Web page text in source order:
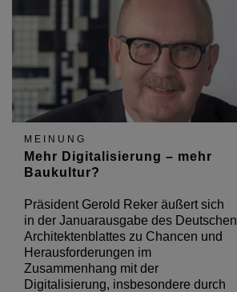
MEINUNG
Mehr Digitalisierung – mehr
Baukultur?
Präsident Gerold Reker äußert sich
in der Januarausgabe des Deutschen
Architektenblattes zu Chancen und
Herausforderungen im
Zusammenhang mit der
Digitalisierung, insbesondere durch